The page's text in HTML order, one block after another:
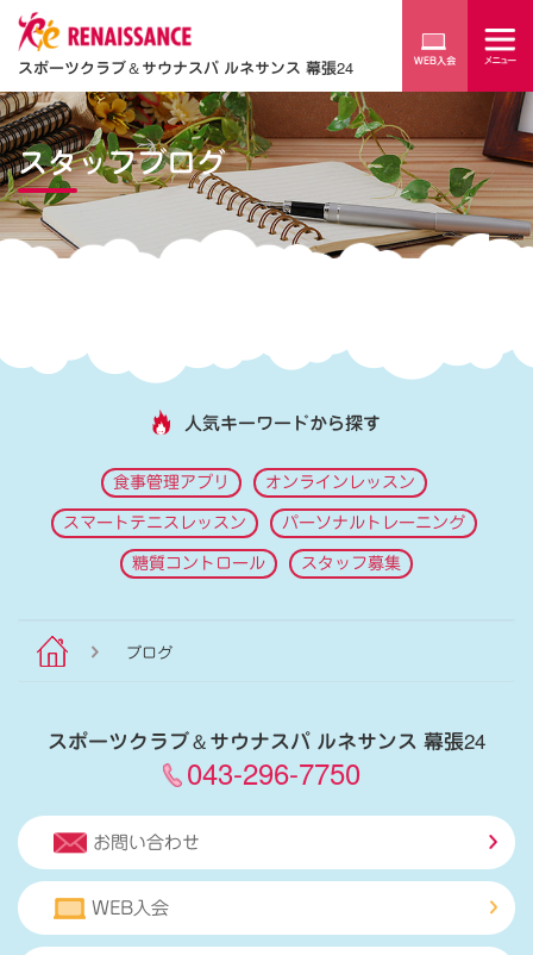
スポーツクラブ＆サウナスパ ルネサンス 幕張24
スタッフブログ
人気キーワードから探す
食事管理アプリ オンラインレッスン
スマートテニスレッスン パーソナルトレーニング
糖質コントロール スタッフ募集
ブログ
スポーツクラブ＆サウナスパ ルネサンス 幕張24
043-296-7750
お問い合わせ
WEB入会